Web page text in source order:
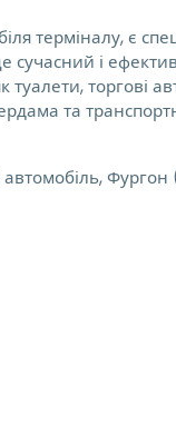
терміналу, є
сучасний і
торгові
та